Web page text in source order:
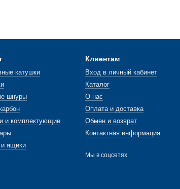
катушки
шнуры
и комплектующие
и ящики
Клиентам
Вход в личный кабинет
Каталог
О нас
Оплата и доставка
Обмен и возврат
Контактная информация
Мы в соцсетях